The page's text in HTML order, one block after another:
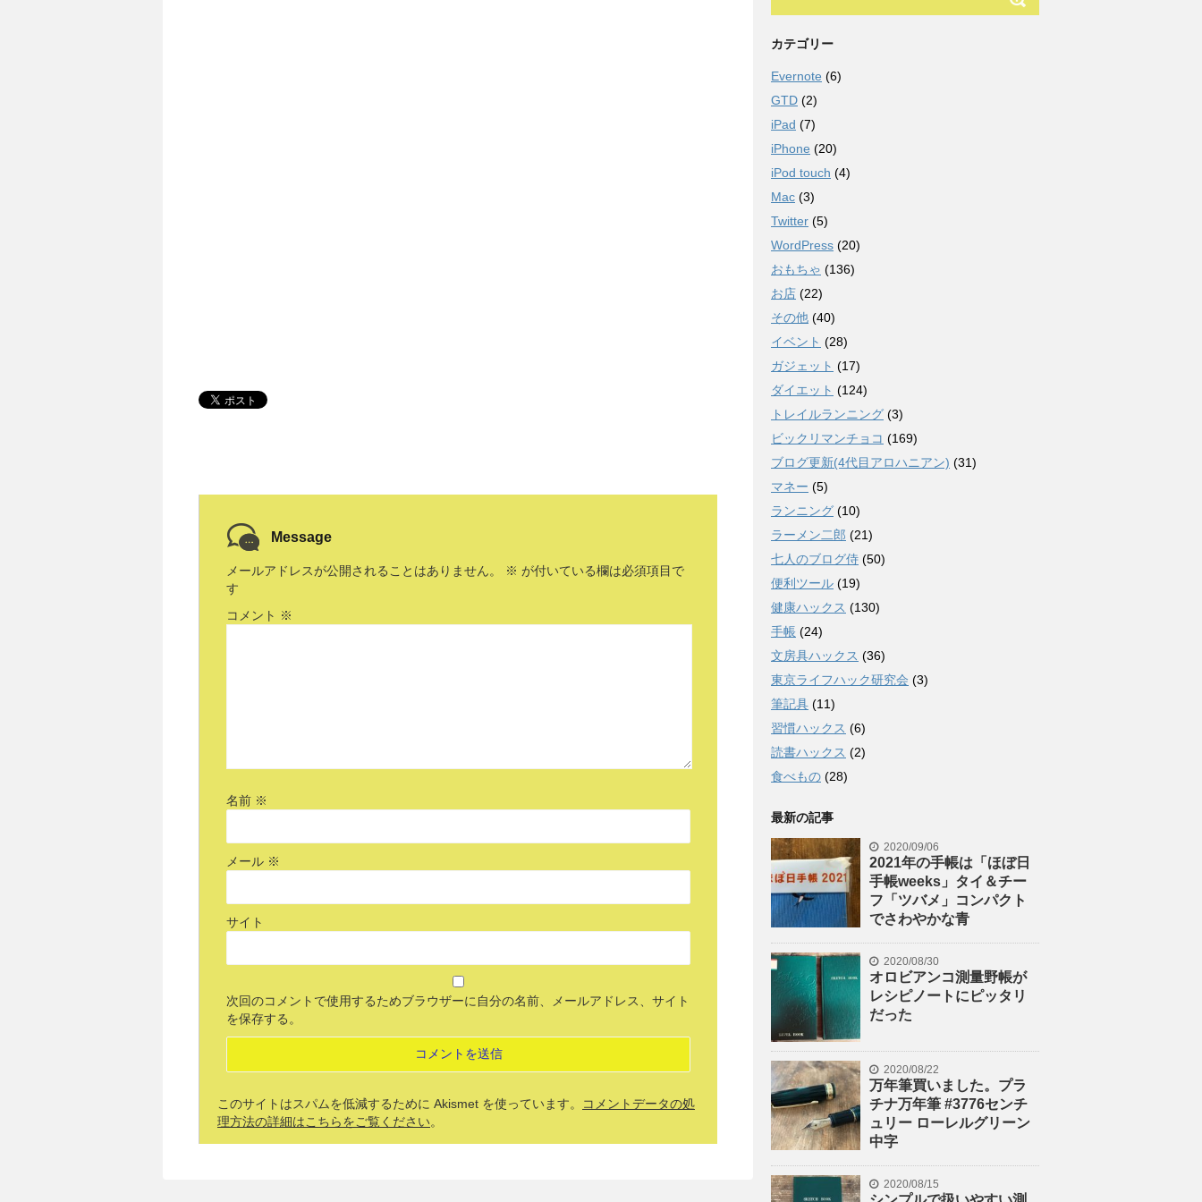
Message
メールアドレスが公開されることはありません。 ※ が付いている欄は必須項目で
す
コメント ※
名前 ※
メール ※
サイト
次回のコメントで使用するためブラウザーに自分の名前、メールアドレス、サイト
を保存する。
このサイトはスパムを低減するために Akismet を使っています。
コメントデータの処
理方法の詳細はこちらをご覧ください。
カテゴリー
Evernote (6)
GTD (2)
iPad (7)
iPhone (20)
iPod touch (4)
Mac (3)
Twitter (5)
WordPress (20)
おもちゃ (136)
お店 (22)
その他 (40)
イベント (28)
ガジェット (17)
ダイエット (124)
トレイルランニング (3)
ビックリマンチョコ (169)
ブログ更新(4代目アロハニアン) (31)
マネー (5)
ランニング (10)
ラーメン二郎 (21)
七人のブログ侍 (50)
便利ツール (19)
健康ハックス (130)
手帳 (24)
文房具ハックス (36)
東京ライフハック研究会 (3)
筆記具 (11)
習慣ハックス (6)
読書ハックス (2)
食べもの (28)
最新の記事
2020/09/06
2021年の手帳は「ほぼ日
手帳weeks」タイ＆チー
フ「ツバメ」コンパクト
でさわやかな青
2020/08/30
オロビアンコ測量野帳が
レシピノートにピッタリ
だった
2020/08/22
万年筆買いました。プラ
チナ万年筆 #3776センチ
ュリー ローレルグリーン
中字
2020/08/15